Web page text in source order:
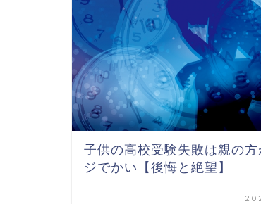
子供の高校受験失敗は親の方
ジでかい【後悔と絶望】